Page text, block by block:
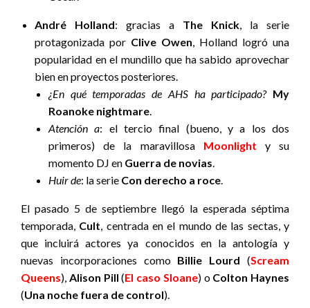
André Holland: gracias a The Knick, la serie
protagonizada por Clive Owen, Holland logró una
popularidad en el mundillo que ha sabido aprovechar
bien en proyectos posteriores.
¿En qué temporadas de AHS ha participado? My
Roanoke nightmare.
Atención a: el tercio final (bueno, y a los dos
primeros) de la maravillosa Moonlight ysu
momento DJ en Guerra de novias.
Huir de: la serie Con derecho a roce.
El pasado 5 de septiembre llegó la esperada séptima
temporada, Cult, centrada en el mundo de las sectas, y
que incluirá actores ya conocidos en la antología y
nuevas incorporaciones como Billie Lourd (Scream
Queens), Alison Pill (El caso Sloane) o Colton Haynes
(Una noche fuera de control).